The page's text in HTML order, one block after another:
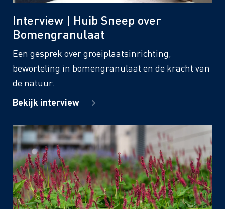
Interview | Huib Sneep over
Bomengranulaat
Een gesprek over groeiplaatsinrichting,
beworteling in bomengranulaat en de kracht van
de natuur.
Bekijk interview